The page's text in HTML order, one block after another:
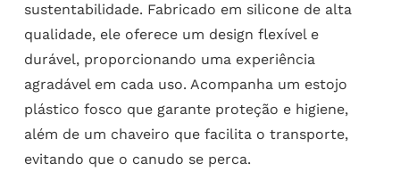
sustentabilidade. Fabricado em silicone de alta
qualidade, ele oferece um design flexível e
durável, proporcionando uma experiência
agradável em cada uso. Acompanha um estojo
plástico fosco que garante proteção e higiene,
além de um chaveiro que facilita o transporte,
evitando que o canudo se perca.